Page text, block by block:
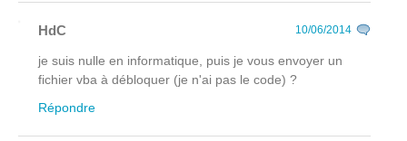
HdC 10/06/2014
je suis nulle en informatique, puis je vous envoyer un
fichier vba à débloquer (je n'ai pas le code) ?
Répondre